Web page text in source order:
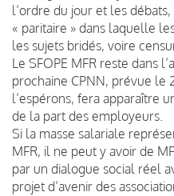
l’ordre du jour et les
« paritaire » dans laquelle
les sujets bridés, voire
Le SFOPE MFR reste dans
prochaine CPNN, prévue le
l’espérons, fera apparaître
de la part des employeurs.
Si la masse salariale
MFR, il ne peut y avoir de
par un dialogue social réel
projet d’avenir des